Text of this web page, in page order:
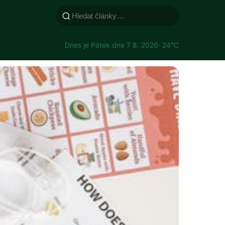
Dnes je Pátek dne 7 8. 2026· 24°C